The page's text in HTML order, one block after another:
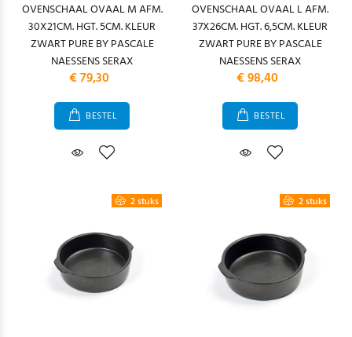
OVENSCHAAL OVAAL M AFM.
30X21CM. HGT. 5CM. KLEUR
ZWART PURE BY PASCALE
NAESSENS SERAX
€ 79,30
BESTEL
OVENSCHAAL OVAAL L AFM.
37X26CM. HGT. 6,5CM. KLEUR
ZWART PURE BY PASCALE
NAESSENS SERAX
€ 98,40
BESTEL
2 stuks 2 stuks